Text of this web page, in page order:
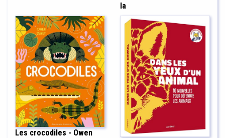
Ia
Les crocodiles - Owen